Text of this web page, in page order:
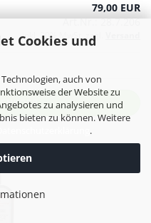
Cookies und
auch von
der Website zu
zu analysieren und
bieten zu können. Weitere
.
79,00 EUR
Art.Nr.: 28.7.206
inkl. 20% MwSt. zzgl.